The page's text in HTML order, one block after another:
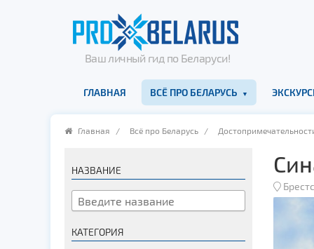
Ваш личный гид по Беларуси!
ГЛАВНАЯ ВСЁ ПРО БЕЛАРУСЬ
Главная / Всё про Беларусь /
НАЗВАНИЕ
КАТЕГОРИЯ